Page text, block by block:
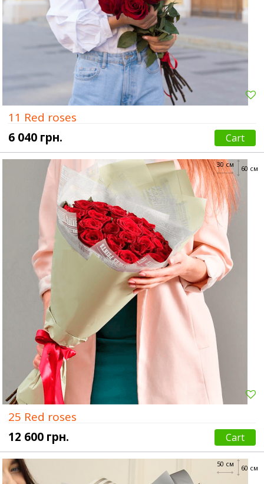
11 Red roses
6 040 грн.
Cart
60 см
30 см
25 Red roses
12 600 грн.
Cart
60 см
50 см